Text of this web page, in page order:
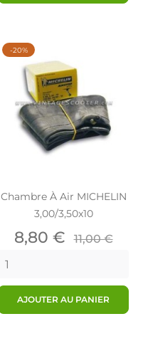
Chambre À Air MICHELIN
3,00/3,50x10
Prix
8,80 € Prix
11,00 €
AJOUTER AU PANIER
-20%